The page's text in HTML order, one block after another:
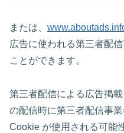
または、
広告に使われる第三者配
ことができます。
第三者配信による広告掲
の配信時に第三者配信事
Cookie が使用される可能